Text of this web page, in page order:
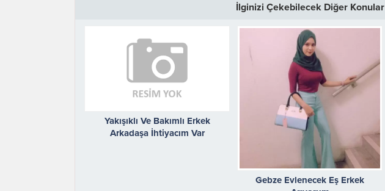
İlginizi Çekebilecek Diğer Konular
Yakışıklı Ve Bakımlı Erkek
Arkadaşa İhtiyacım Var
Gebze Evlenecek Eş Erkek